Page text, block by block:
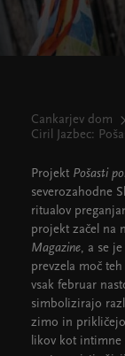
Cankarjev dom
Ciril Jazbec:
Projekt Pošasti
severozahodne
ritualov
projekt začel na
Magazine, a se
prevzela moč
vsak februar
simbolizirajo
zimo in
likov kot intimne